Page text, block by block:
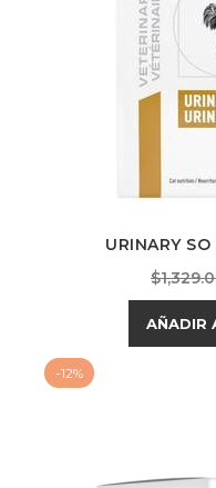
URINARY SO
Precio
base
AÑADIR
-12%